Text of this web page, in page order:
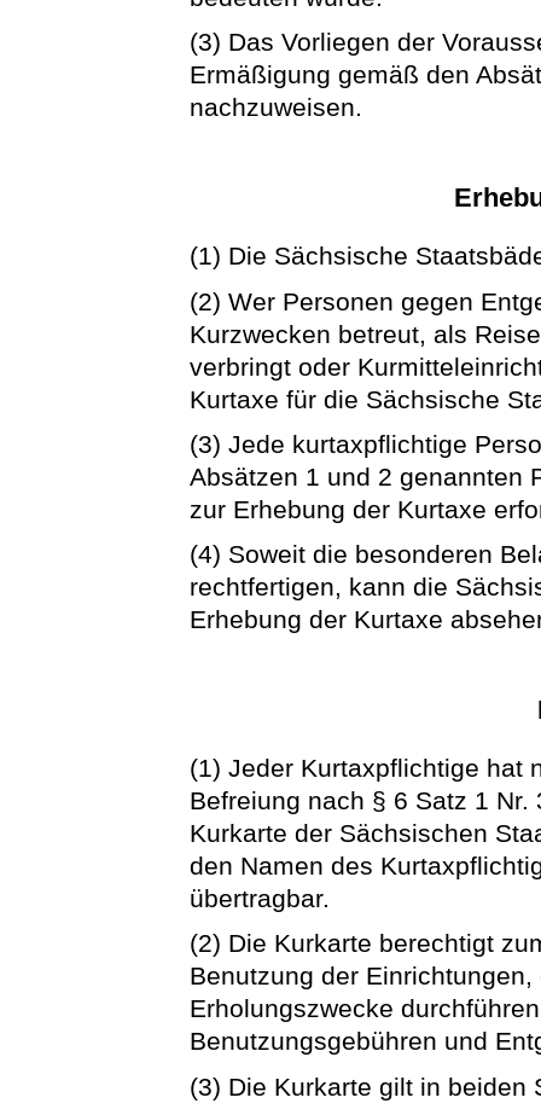
(3) Das Vorliegen der
Ermäßigung gemäß den
nachzuweisen.
(1) Die Sächsische
(2) Wer Personen gegen
Kurzwecken betreut, als
verbringt oder
Kurtaxe für die Sächsische
(3) Jede kurtaxpflichtige
Absätzen 1 und 2 genannten
zur Erhebung der Kurtaxe
(4) Soweit die besonderen
rechtfertigen, kann die
Erhebung der Kurtaxe
(1) Jeder Kurtaxpflichtige hat
Befreiung nach § 6 Satz 1
Kurkarte der Sächsischen
den Namen des
übertragbar.
(2) Die Kurkarte berechtigt
Benutzung der
Erholungszwecke
Benutzungsgebühren und
(3) Die Kurkarte gilt in beiden